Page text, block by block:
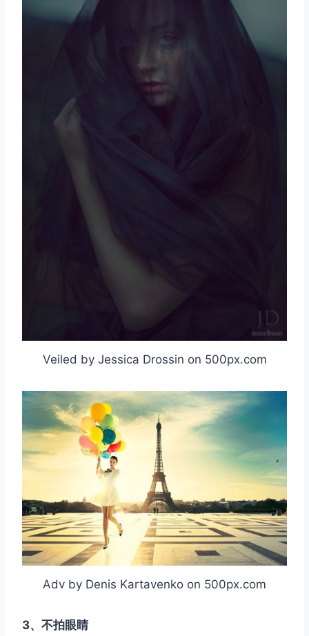
Veiled by Jessica Drossin on 500px.com
Adv by Denis Kartavenko on 500px.com
3、不拍眼睛